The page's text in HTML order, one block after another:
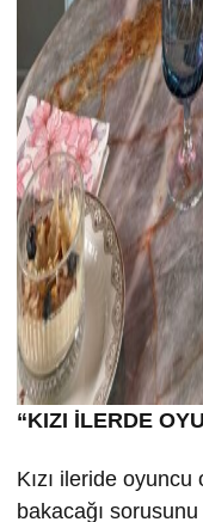
“KIZI İLERDE
Kızı ileride
bakacağı